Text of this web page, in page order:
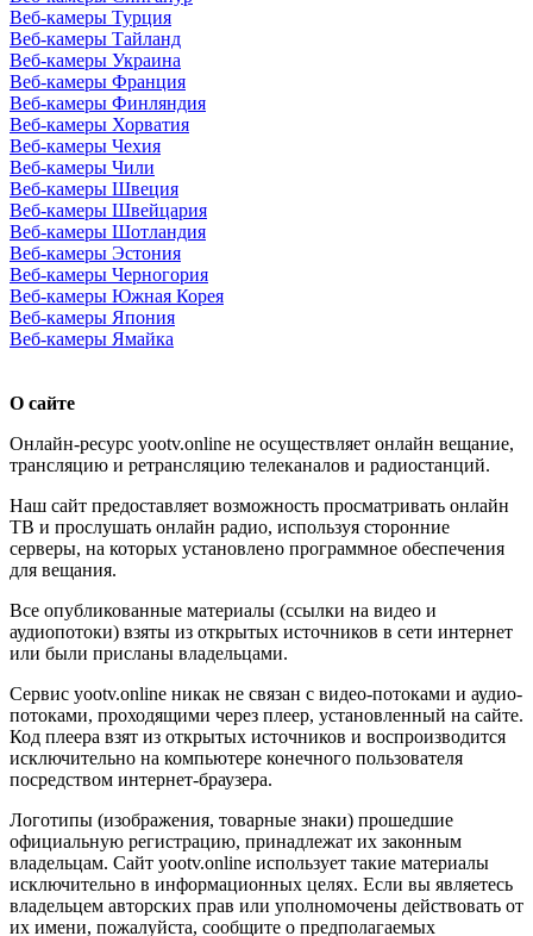
Веб-камеры Турция
Веб-камеры Тайланд
Веб-камеры Украина
Веб-камеры Франция
Веб-камеры Финляндия
Веб-камеры Хорватия
Веб-камеры Чехия
Веб-камеры Чили
Веб-камеры Швеция
Веб-камеры Швейцария
Веб-камеры Шотландия
Веб-камеры Эстония
Веб-камеры Черногория
Веб-камеры Южная Корея
Веб-камеры Япония
Веб-камеры Ямайка
О сайте
Онлайн-ресурс yootv.online не осуществляет онлайн вещание,
трансляцию и ретрансляцию телеканалов и радиостанций.
Наш сайт предоставляет возможность просматривать онлайн
ТВ и прослушать онлайн радио, используя сторонние
серверы, на которых установлено программное обеспечения
для вещания.
Все опубликованные материалы (ссылки на видео и
аудиопотоки) взяты из открытых источников в сети интернет
или были присланы владельцами.
Сервис yootv.online никак не связан с видео-потоками и аудио-
потоками, проходящими через плеер, установленный на сайте.
Код плеера взят из открытых источников и воспроизводится
исключительно на компьютере конечного пользователя
посредством интернет-браузера.
Логотипы (изображения, товарные знаки) прошедшие
официальную регистрацию, принадлежат их законным
владельцам. Сайт yootv.online использует такие материалы
исключительно в информационных целях. Если вы являетесь
владельцем авторских прав или уполномочены действовать от
их имени, пожалуйста, сообщите о предполагаемых